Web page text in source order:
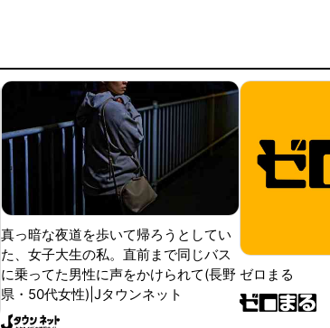
真っ暗な夜道を歩いて帰ろうとしてい
た、女子大生の私。直前まで同じバス
に乗ってた男性に声をかけられて(長野
県・50代女性)|Jタウンネット
ゼロまる